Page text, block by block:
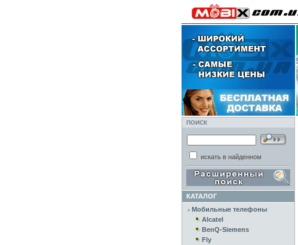
ПОИСК
искать в найденном
КАТАЛОГ
Мобильные телефоны
Alcatel
BenQ-Siemens
Fly